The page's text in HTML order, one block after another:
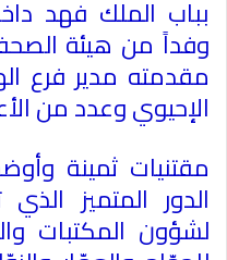
بباب الملك فهد
وفداً من هيئة
مقدمته مدير فرع
الإحيوي وعدد من
مقتنيات ثمينة
الدور المتميز
لشؤون المكتبات